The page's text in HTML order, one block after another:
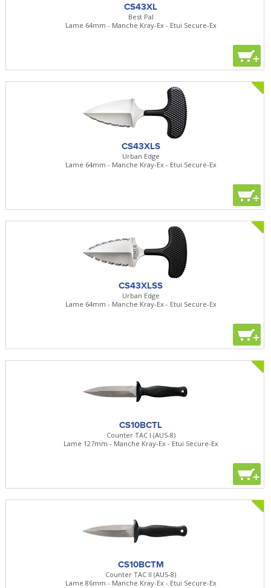
CS43XL
Best Pal
Lame 64mm - Manche Kray-Ex - Etui Secure-Ex
+
CS43XLS
Urban Edge
Lame 64mm - Manche Kray-Ex - Etui Secure-Ex
+
CS43XLSS
Urban Edge
Lame 64mm - Manche Kray-Ex - Etui Secure-Ex
+
CS10BCTL
Counter TAC I (AUS-8)
Lame 127mm - Manche Kray-Ex - Etui Secure-Ex
+
CS10BCTM
Counter TAC II (AUS-8)
Lame 86mm - Manche Kray-Ex - Etui Secure-Ex